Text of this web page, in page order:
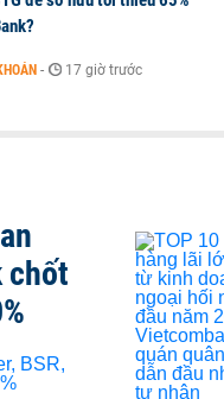
- 17 giờ trước
chốt